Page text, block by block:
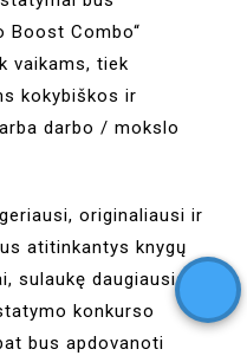
Boost Combo“
vaikams, tiek
kokybiškos ir
darbo / mokslo
originaliausi ir
atitinkantys knygų
sulaukę daugiausia
konkurso
bus apdovanoti